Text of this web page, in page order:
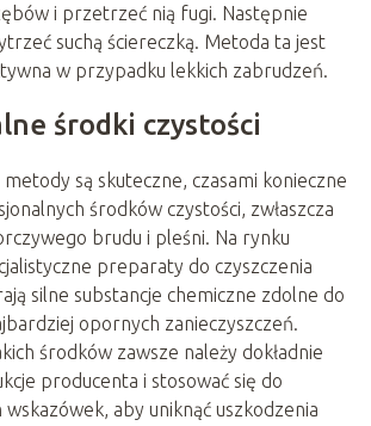
i przetrzeć nią fugi. Następnie
suchą ściereczką. Metoda ta jest
w przypadku lekkich zabrudzeń.
środki czystości
są skuteczne, czasami konieczne
środków czystości, zwłaszcza
brudu i pleśni. Na rynku
preparaty do czyszczenia
silne substancje chemiczne zdolne do
opornych zanieczyszczeń.
środków zawsze należy dokładnie
producenta i stosować się do
aby uniknąć uszkodzenia